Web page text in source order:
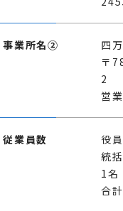
事業所名②
四
〒
2
営
従業員数
役
統
1名
合